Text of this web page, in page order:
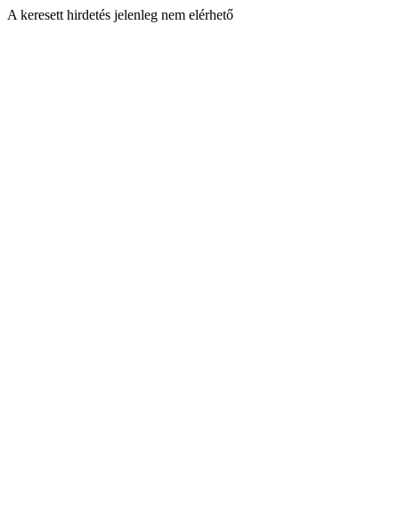
A keresett hirdetés jelenleg nem elérhető